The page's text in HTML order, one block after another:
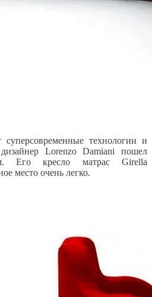
технологии и
Lorenzo Damiani пошел
Его кресло матрас Girella
место очень легко.